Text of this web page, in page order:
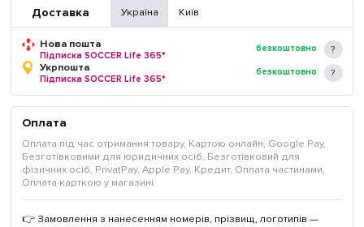
Доставка Україна Київ
Нова пошта
Підписка SOCCER Life 365*
безкоштовно
Укрпошта
Підписка SOCCER Life 365*
безкоштовно
Оплата
Оплата під час отримання товару, Картою онлайн, Google Pay,
Безготівковими для юридичних осіб, Безготівковий для
фізичних осіб, PrivatPay, Apple Pay, Кредит, Оплата частинами,
Оплата карткою у магазині.
👉 Замовлення з нанесенням номерів, прізвищ, логотипів —